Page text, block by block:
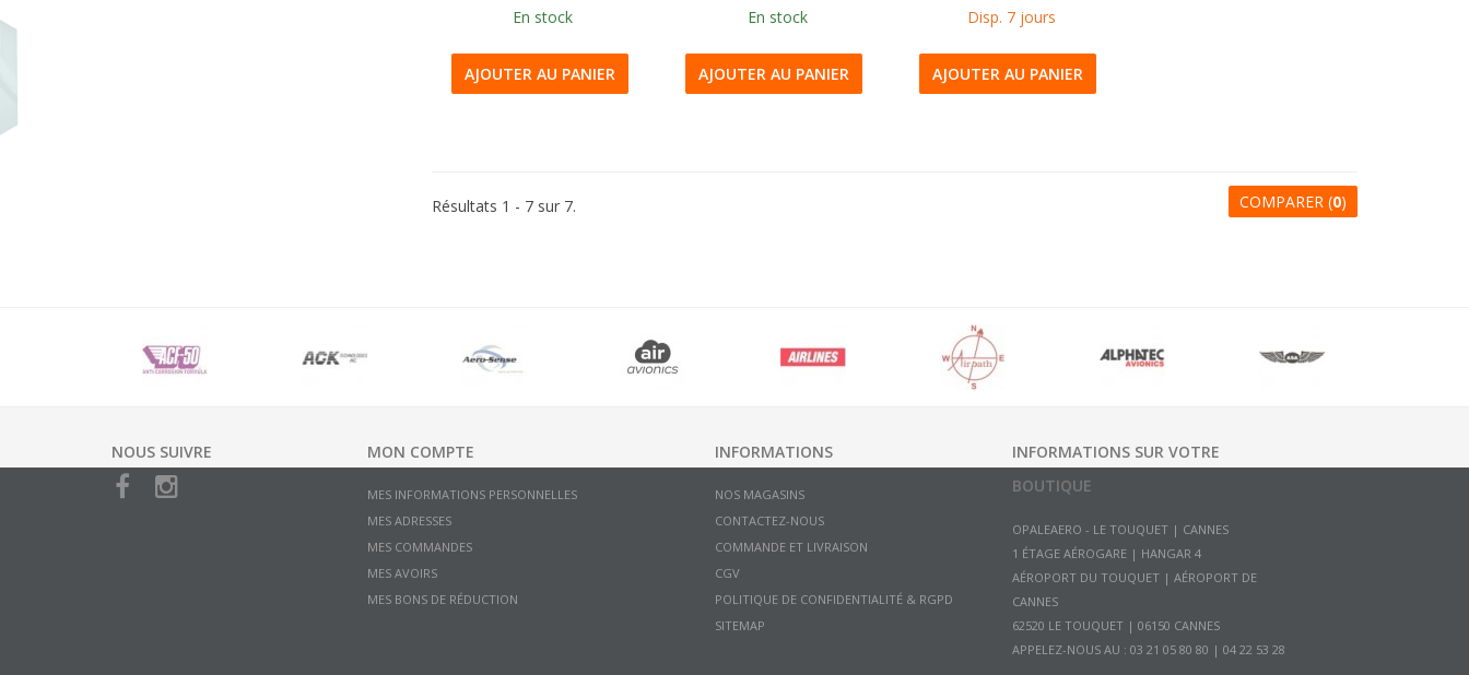
En stock
AJOUTER AU PANIER
En stock
AJOUTER AU PANIER
Disp. 7 jours
AJOUTER AU PANIER
COMPARER (0)
Résultats 1 - 7 sur 7.
NOUS SUIVRE MON COMPTE
MES INFORMATIONS PERSONNELLES
MES ADRESSES
MES COMMANDES
MES AVOIRS
MES BONS DE RÉDUCTION
INFORMATIONS
NOS MAGASINS
CONTACTEZ-NOUS
COMMANDE ET LIVRAISON
CGV
POLITIQUE DE CONFIDENTIALITÉ & RGPD
SITEMAP
INFORMATIONS SUR VOTRE
BOUTIQUE
OPALEAERO - LE TOUQUET | CANNES
1 ÉTAGE AÉROGARE | HANGAR 4
AÉROPORT DU TOUQUET | AÉROPORT DE
CANNES
APPELEZ-NOUS AU : 03 21 05 80 80 | 04 22 53 28